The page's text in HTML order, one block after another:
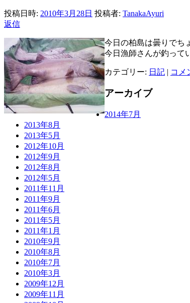
投稿日時: 2010年3月28日 投稿者: TanakaAyuri
返信
今日の柏島は曇りでち
今日漁師さんが釣って
カテゴリー: 日記 | コメ
アーカイブ
2014年7月
2013年8月
2013年5月
2012年10月
2012年9月
2012年8月
2012年5月
2011年11月
2011年9月
2011年6月
2011年5月
2011年1月
2010年9月
2010年8月
2010年7月
2010年3月
2009年12月
2009年11月